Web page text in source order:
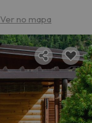
Ver no mapa